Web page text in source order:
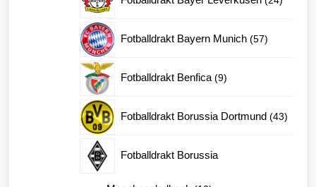
Fotballdrakt Bayern Munich 5757
Fotballdrakt Benfica 99
Fotballdrakt Borussia Dortmund 4343
Fotballdrakt Borussia